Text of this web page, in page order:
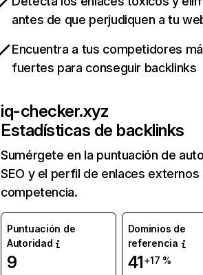
antes de que perjudiquen a tu
Encuentra a tus competidores
fuertes para conseguir backlinks
iq-checker.xyz
Estadísticas de backlinks
Sumérgete en la puntuación de
SEO y el perfil de enlaces externos
competencia.
Puntuación de
Autoridad
9
Dominios de
referencia
41+17 %